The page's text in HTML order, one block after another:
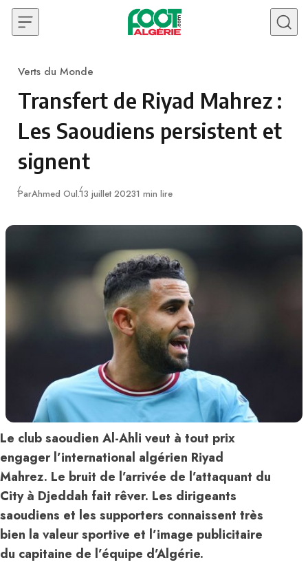
Skip to content
Category
Verts du Monde
Transfert de Riyad Mahrez :
Les Saoudiens persistent et
signent
ParAhmed Oul.Publié
13 juillet 20231 min lire
Le club saoudien Al-Ahli veut à tout prix
engager l’international algérien Riyad
Mahrez. Le bruit de l’arrivée de l’attaquant du
City à Djeddah fait rêver. Les dirigeants
saoudiens et les supporters connaissent très
bien la valeur sportive et l’image publicitaire
du capitaine de l’équipe d’Algérie.